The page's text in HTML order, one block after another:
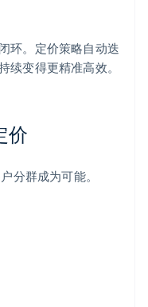
环。定价策略自动迭
续变得更精准高效。
价
分群成为可能。